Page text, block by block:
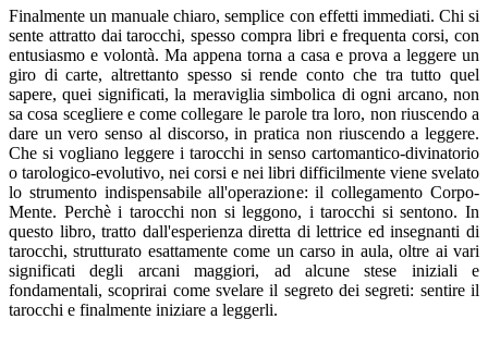
Finalmente un manuale chiaro, semplice con effetti immediati. Chi si
sente attratto dai tarocchi, spesso compra libri e frequenta corsi, con
entusiasmo e volontà. Ma appena torna a casa e prova a leggere un
giro di carte, altrettanto spesso si rende conto che tra tutto quel
sapere, quei significati, la meraviglia simbolica di ogni arcano, non
sa cosa scegliere e come collegare le parole tra loro, non riuscendo a
dare un vero senso al discorso, in pratica non riuscendo a leggere.
Che si vogliano leggere i tarocchi in senso cartomantico-divinatorio
o tarologico-evolutivo, nei corsi e nei libri difficilmente viene svelato
lo strumento indispensabile all'operazione: il collegamento Corpo-
Mente. Perchè i tarocchi non si leggono, i tarocchi si sentono. In
questo libro, tratto dall'esperienza diretta di lettrice ed insegnanti di
tarocchi, strutturato esattamente come un carso in aula, oltre ai vari
significati degli arcani maggiori, ad alcune stese iniziali e
fondamentali, scoprirai come svelare il segreto dei segreti: sentire il
tarocchi e finalmente iniziare a leggerli.